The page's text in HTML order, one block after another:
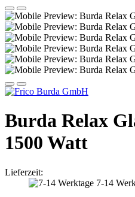
Burda Relax
1500 Watt
Lieferzeit:
7-14